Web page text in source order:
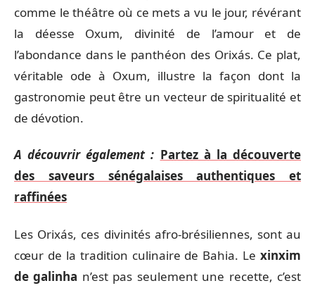
comme le théâtre où ce mets a vu le jour, révérant
la déesse Oxum, divinité de l’amour et de
l’abondance dans le panthéon des Orixás. Ce plat,
véritable ode à Oxum, illustre la façon dont la
gastronomie peut être un vecteur de spiritualité et
de dévotion.
A découvrir également : Partez à la découverte
des saveurs sénégalaises authentiques et
raffinées
Les Orixás, ces divinités afro-brésiliennes, sont au
cœur de la tradition culinaire de Bahia. Le xinxim
de galinha n’est pas seulement une recette, c’est